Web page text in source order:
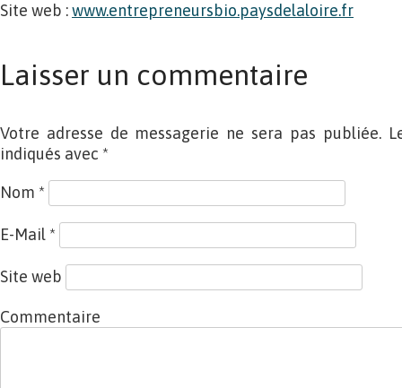
Site web :www.entrepreneursbio.paysdelaloire.fr
Laisser un commentaire
Votre adresse de messagerie ne sera pas publiée.
indiqués avec *
Nom *
E-Mail *
Site web
Commentaire